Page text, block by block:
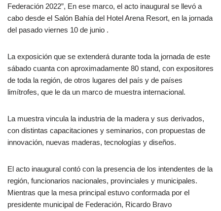
Federación 2022”, En ese marco, el acto inaugural se llevó a
cabo desde el Salón Bahía del Hotel Arena Resort, en la jornada
del pasado viernes 10 de junio .
La exposición que se extenderá durante toda la jornada de este
sábado cuanta con aproximadamente 80 stand, con expositores
de toda la región, de otros lugares del país y de países
limítrofes, que le da un marco de muestra internacional.
La muestra vincula la industria de la madera y sus derivados,
con distintas capacitaciones y seminarios, con propuestas de
innovación, nuevas maderas, tecnologías y diseños.
El acto inaugural contó con la presencia de los intendentes de la
región, funcionarios nacionales, provinciales y municipales.
Mientras que la mesa principal estuvo conformada por el
presidente municipal de Federación, Ricardo Bravo